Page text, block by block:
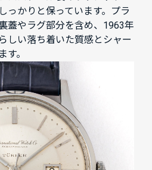
っかりと保っています。プラ
蓋やラグ部分を含め、1963年
しい落ち着いた質感とシャー
す。